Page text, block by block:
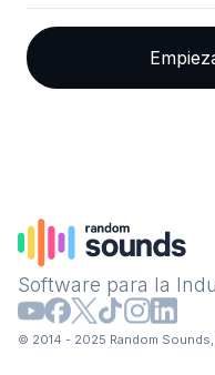
Software para la
© 2014 - 2025 Random